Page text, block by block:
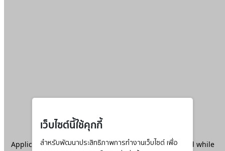
เว็บไซต์นี้ใช้คุกกี้
สำหรับพัฒนาประสิทธิภาพการทำงานเว็บไซต์ เพื่อ
Application error: aclient-side exception has occurred while